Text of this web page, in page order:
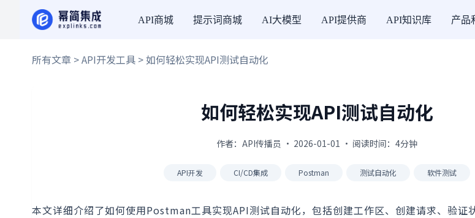
API商城 提示词商城 AI大模型 API提供商 API知识库 产品
所有文章 >API开发工具 > 如何轻松实现API测试自动化
如何轻松实现API测试自动化
作者：API传播员 · 2026-01-01 · 阅读时间：4分钟
API开发 CI/CD集成 Postman 测试自动化 软件测试
本文详细介绍了如何使用Postman工具实现API测试自动化，包括创建工作区、创建请求、验证